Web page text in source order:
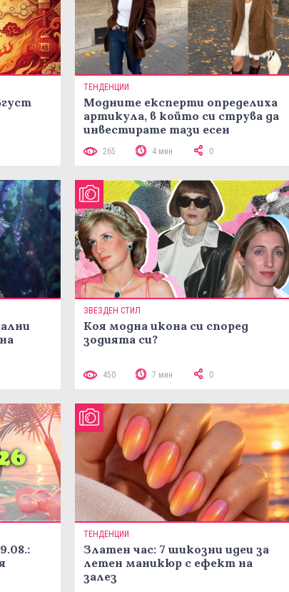
ТЕНДЕНЦИИ
Модните експерти определиха
артикула, в който си струва да
инвестирате тази есен
265 4 мин 0
ЗВЕЗДЕН СТИЛ
Коя модна икона си според
зодията си?
450 7 мин 0
ТЕНДЕНЦИИ
Златен час: 7 шикозни идеи за
летен маникюр с ефект на
залез